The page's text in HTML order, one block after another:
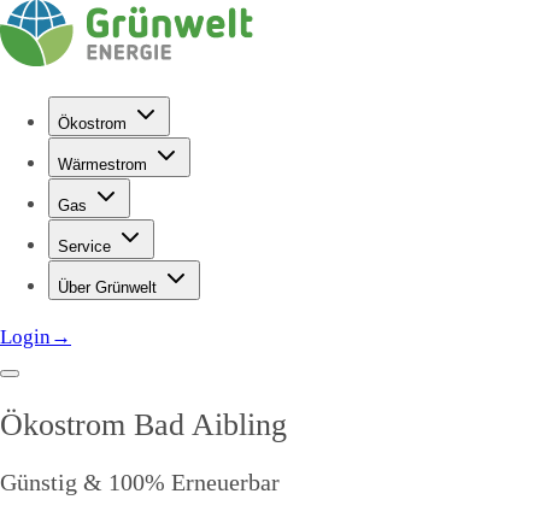
Ökostrom
Wärmestrom
Gas
Service
Über Grünwelt
Login→
Ökostrom Bad Aibling
Günstig & 100% Erneuerbar